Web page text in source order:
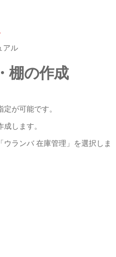
アル
棚の作成
が可能です。
します。
ランバ 在庫管理」を選択しま